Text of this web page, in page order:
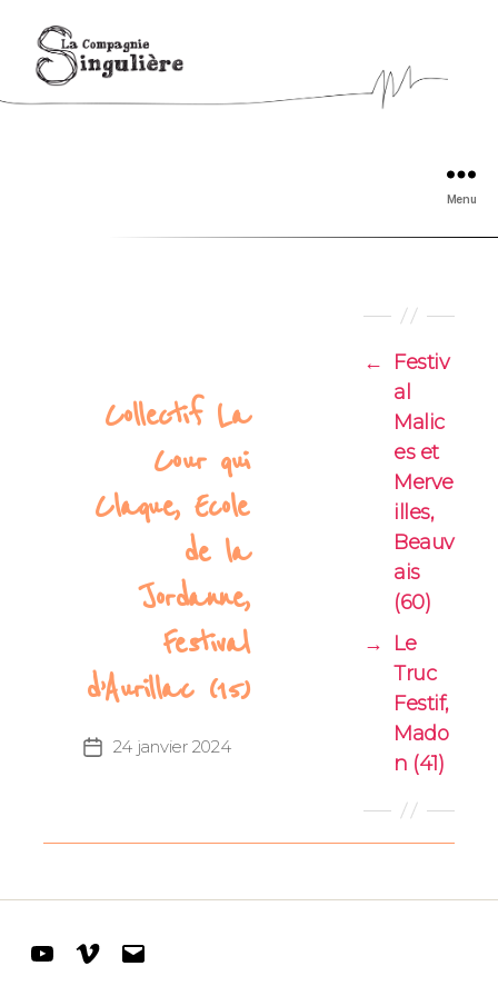
Menu
Collectif La
Cour qui
Claque, Ecole
de la
Jordanne,
Festival
d’Aurillac (15)
Date24 janvier 2024
←
Festiv
al
Malic
es et
Merve
illes,
Beauv
ais
(60)
→
Le
Truc
Festif,
Mado
n (41)
YoutubeVimeo
E-